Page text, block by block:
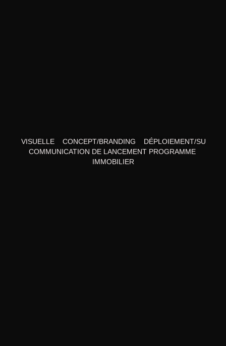
VISUELLE CONCEPT/BRANDING
DÉPLOIEMENT/
COMMUNICATION DE LANCEMENT PROGRAMME
IMMOBILIER